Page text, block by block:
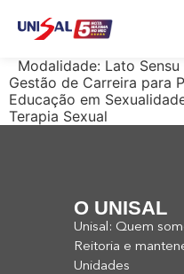
Modalidade: Lato Sensu
Gestão de Carreira para
Educação em
Terapia Sexual
O UNISAL
Unisal: Quem
Reitoria e
Unidades